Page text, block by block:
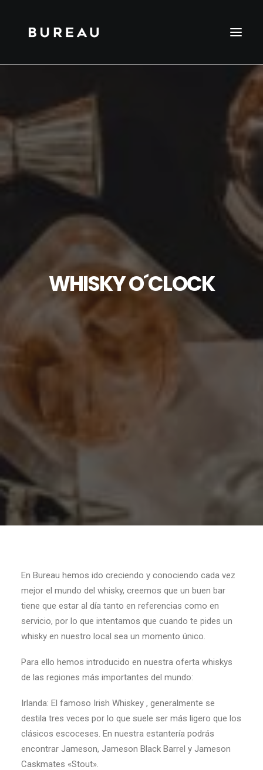
WHISKY O´CLOCK
En Bureau hemos ido creciendo y conociendo cada vez
mejor el mundo del whisky, creemos que un buen bar
tiene que estar al día tanto en referencias como en
servicio, por lo que intentamos que cuando te pides un
whisky en nuestro local sea un momento único.
Para ello hemos introducido en nuestra oferta whiskys
de las regiones más importantes del mundo:
Irlanda: El famoso Irish Whiskey , generalmente se
destila tres veces por lo que suele ser más ligero que los
clásicos escoceses. En nuestra estantería podrás
encontrar Jameson, Jameson Black Barrel y Jameson
Caskmates «Stout».